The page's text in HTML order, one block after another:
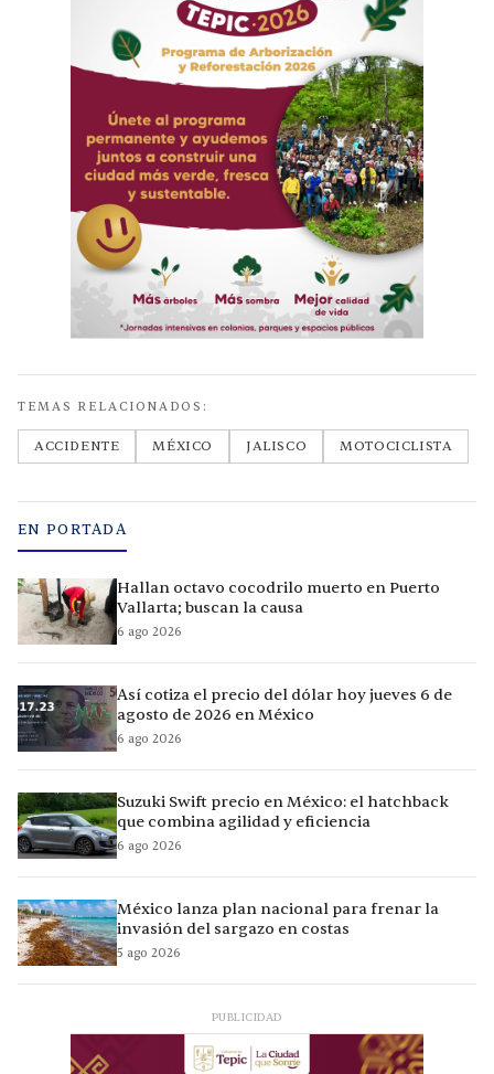
TEMAS RELACIONADOS:
ACCIDENTE MÉXICO JALISCO MOTOCICLISTA
EN PORTADA
Hallan octavo cocodrilo muerto en Puerto
Vallarta; buscan la causa
6 ago 2026
Así cotiza el precio del dólar hoy jueves 6 de
agosto de 2026 en México
6 ago 2026
Suzuki Swift precio en México: el hatchback
que combina agilidad y eficiencia
6 ago 2026
México lanza plan nacional para frenar la
invasión del sargazo en costas
5 ago 2026
PUBLICIDAD